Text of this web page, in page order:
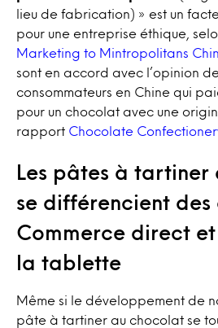
lieu de fabrication) » est un
pour une entreprise éthique,
Marketing to Mintropolitans
sont en accord avec l’opinion
consommateurs en Chine qui
pour un chocolat avec une
rapport Chocolate
Les pâtes à
se différencient
Commerce direct
la tablette
Même si le développement de
pâte à tartiner au chocolat se